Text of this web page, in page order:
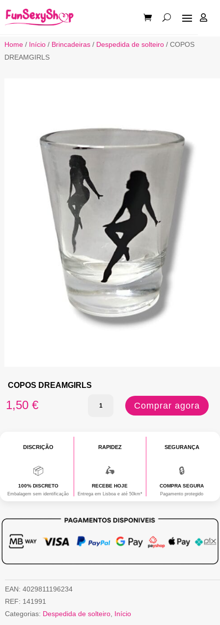

Home/ Início/ Brincadeiras/ Despedida de solteiro/ COPOS
DREAMGIRLS
COPOS DREAMGIRLS
1,50 €
Quantidade
DREAMGIRLS
Comprar agora
DISCRIÇÃO
📦
100% DISCRETO
Embalagem sem identificação
RAPIDEZ
🛵
RECEBE HOJE
Entrega em Lisboa e até 50km*
SEGURANÇA
🔒
COMPRA SEGURA
Pagamento protegido
EAN: 4029811196234
REF: 141991
Categorias: Despedida de solteiro, Início